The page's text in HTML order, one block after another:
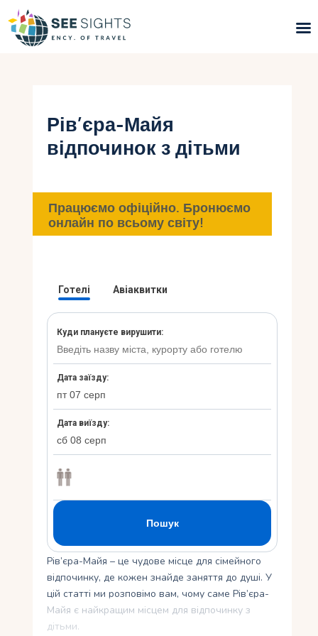
Гарячі тури
Типи Турів
Інфо
Контакти
Рів’єра-Майя
відпочинок з дітьми
Працюємо офіційно. Бронюємо
онлайн по всьому світу!
Рів’єра-Майя – це чудове місце для сімейного
відпочинку, де кожен знайде заняття до душі. У
цій статті ми розповімо вам, чому саме Рів’єра-
Майя є найкращим місцем для відпочинку з
дітьми.